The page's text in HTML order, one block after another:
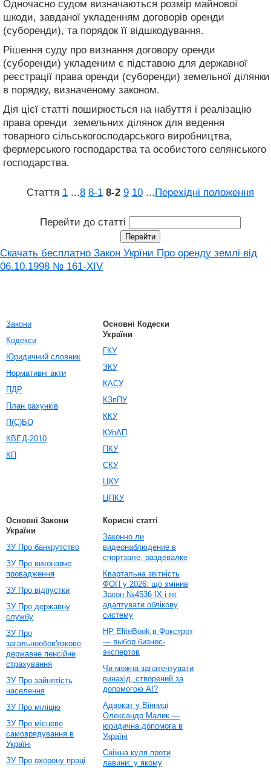
Одночасно судом визначаються розмір майнової
шкоди, завданої укладенням договорів оренди
(суборенди), та порядок її відшкодування.
Рішення суду про визнання договору оренди
(суборенди) укладеним є підставою для державної
реєстрації права оренди (суборенди) земельної ділянки
в порядку, визначеному законом.
Дія цієї статті поширюється на набуття і реалізацію
права оренди земельних ділянок для ведення
товарного сільськогосподарського виробництва,
фермерського господарства та особистого селянського
господарства.
Стаття 1 ...8 8‑1 8‑2 9 10 ...Перехідні положення
Перейти до статті
Скачать бесплатно Закон Укрїни Про оренду землі від
06.10.1998 № 161-XIV
Закони
Кодекси
Юридичний словник
Нормативні акти
ПДР
План рахунків
П(С)БО
КВЕД-2010
КП
Основні Кодески
України
ГКУ
ЗКУ
КАСУ
КЗпПУ
ККУ
КУпАП
ПКУ
СКУ
ЦКУ
ЦПКУ
Основні Закони
України
ЗУ Про банкрутство
ЗУ Про виконавче
провадження
ЗУ Про відпустки
ЗУ Про державну
службу
ЗУ Про
загальнообов'язкове
державне пенсійне
страхування
ЗУ Про зайнятість
населення
ЗУ Про міліцію
ЗУ Про місцеве
самоврядування в
Україні
ЗУ Про охорону праці
Корисні статті
Законно ли
видеонаблюдение в
спортзале, раздевалке
Квартальна звітність
ФОП у 2026: що змінив
Закон №4536-IX і як
адаптувати облікову
систему
HP EliteBook в Фокстрот
— выбор бизнес-
экспертов
Чи можна запатентувати
винахід, створений за
допомогою AI?
Адвокат у Вінниці
Олександр Малик —
юридична допомога в
Україні
Сніжна куля проти
лавини: у якому